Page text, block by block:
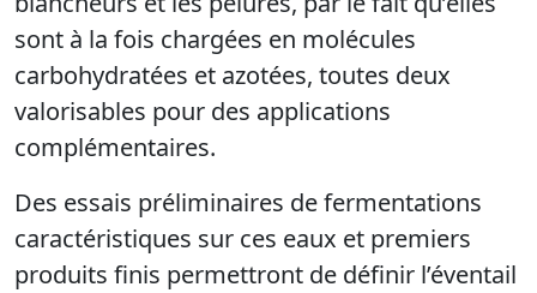
sont à la fois chargées en molécules
carbohydratées et azotées, toutes deux
valorisables pour des applications
complémentaires.
Des essais préliminaires de fermentations
caractéristiques sur ces eaux et premiers
produits finis permettront de définir l’éventail